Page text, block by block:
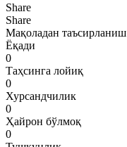
Share
Share
Мақоладан таъсирланиш
Ёқади
0
Таҳсинга лойиқ
0
Хурсандчилик
0
Ҳайрон бўлмоқ
0